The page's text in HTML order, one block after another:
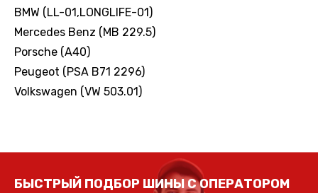
BMW (LL-01,LONGLIFE-01)
Mercedes Benz (MB 229.5)
Porsche (A40)
Peugeot (PSA B71 2296)
Volkswagen (VW 503.01)
БЫСТРЫЙ ПОДБОР ШИНЫ С ОПЕРАТОРОМ